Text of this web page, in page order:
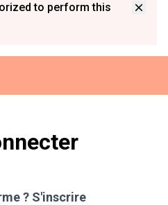
to perform this
? S'inscrire